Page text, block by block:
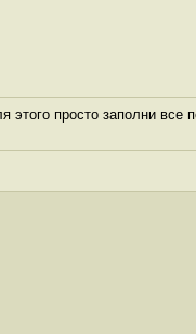
просто заполни все